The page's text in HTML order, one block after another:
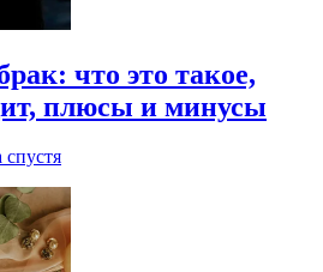
что это такое,
плюсы и минусы
спустя